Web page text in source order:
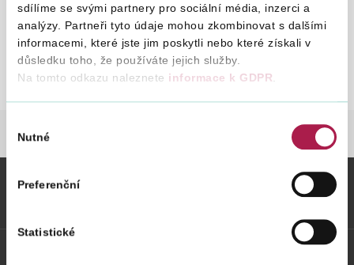
sdílíme se svými partnery pro sociální média, inzerci a
analýzy. Partneři tyto údaje mohou zkombinovat s dalšími
informacemi, které jste jim poskytli nebo které získali v
důsledku toho, že používáte jejich služby.
Na tomto odkazu naleznete informace k GDPR
souhlasu
Nutné
Preferenční
Statistické
předpisů (nespolehlivý plátce) a souvisejících
ustanovení
Informace GFŘ k aplikaci
§106a zákona č.235/2004 Sb.
DAŇ Z PŘIDANÉ HODNOTY